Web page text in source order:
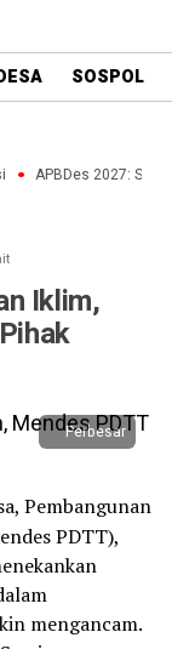
SOSPOL
APBDes 2027:
Iklim,
Perbesar
Pembangunan
PDTT),
mengancam.